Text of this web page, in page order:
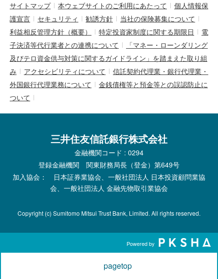
サイトマップ 本ウェブサイトのご利用にあたって
個人情報保
護宣言
セキュリティ 勧誘方針
当社の保険募集について
利益相反管理方針（概要）
特定投資家制度に関する期限日
電
子決済等代行業者との連携について
「マネー・ローンダリング
及びテロ資金供与対策に関するガイドライン」を踏まえた取り組
み
アクセシビリティについて
信託契約代理業・銀行代理業・
外国銀行代理業務について
金銭債権等と預金等との誤認防止に
ついて
三井住友信託銀行株式会社
金融機関コード : 0294
登録金融機関 関東財務局長（登金）第649号
加入協会： 日本証券業協会、一般社団法人 日本投資顧問業協
会、一般社団法人 金融先物取引業協会
Copyright (c) Sumitomo Mitsui Trust Bank, Limited. All rights reserved.
Powered by
pagetop